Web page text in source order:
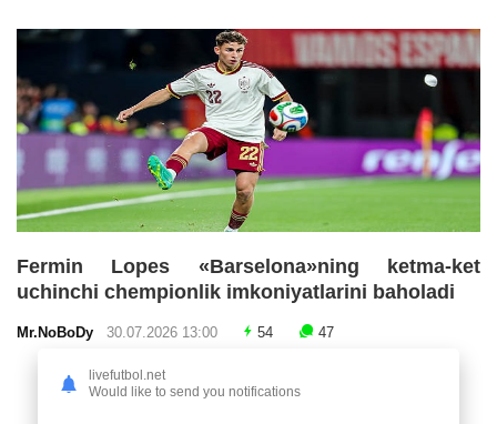
Fermin Lopes «Barselona»ning ketma-ket
uchinchi chempionlik imkoniyatlarini baholadi
Mr.NoBoDy 30.07.2026 13:00 54 47
livefutbol.net
Would like to send you notifications